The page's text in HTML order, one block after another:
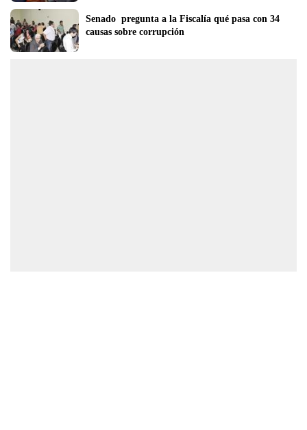
Senado  pregunta a la Fiscalía qué pasa con 34
causas sobre corrupción